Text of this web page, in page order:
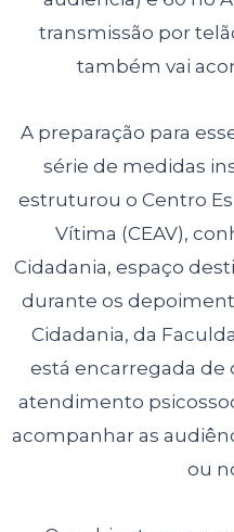
transmissão por
também vai
A preparação para
série de medidas
estruturou o Centro
Vítima (CEAV),
Cidadania, espaço
durante os
Cidadania, da
está encarregada de
atendimento
acompanhar as
ou